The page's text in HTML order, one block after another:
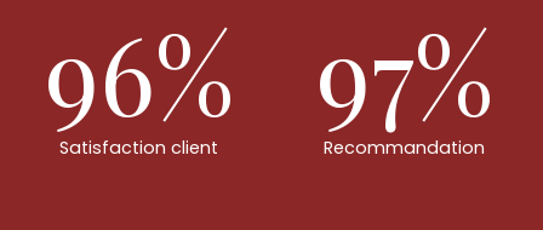
96%
Satisfaction client
97%
Recommandation